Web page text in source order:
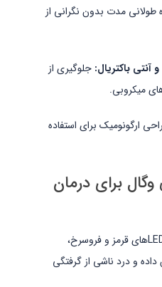
طولانی مدت بدون نگرانی از
باکتریال: جلوگیری از
میکروبی.
ارگونومیک برای استفاده
برای درمان
ترکیب LEDهای قرمز و فروسرخ،
و درد ناشی از گرفتگی